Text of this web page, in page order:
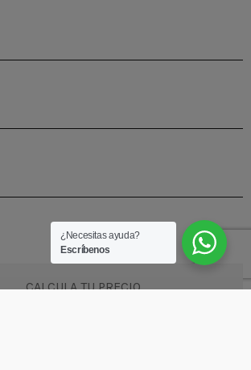
CALCULA TU PRECIO
¿Necesitas ayuda?
Escríbenos